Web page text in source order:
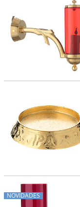
NOVIDADES